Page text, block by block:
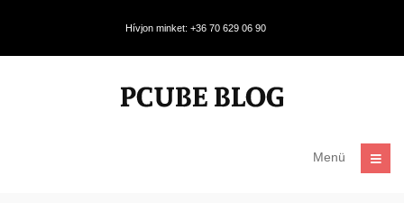
Hívjon minket: +36 70 629 06 90
Menü